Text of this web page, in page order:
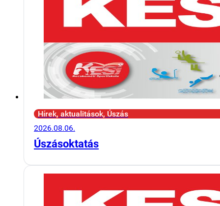
Hírek, aktualitások, Úszás
2026.08.06.
Úszásoktatás